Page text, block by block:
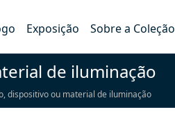
Exposição Sobre a Coleção
de iluminação
dispositivo ou material de iluminação